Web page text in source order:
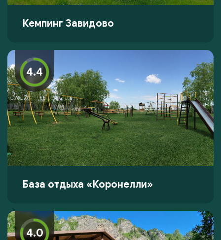
Кемпинг Завидово
4.4
База отдыха «Коронелли»
4.0